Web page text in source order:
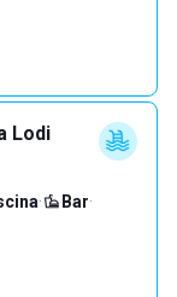
Lodi
· Bar·